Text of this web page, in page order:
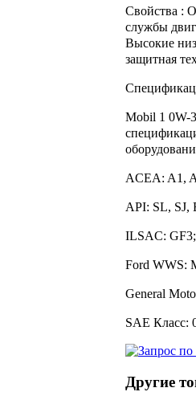
Свойства :
службы
Высокие
защитная
Mobil 1 0W-
ACEA: A1,
API: SL, SJ,
ILSAC: GF3;
Ford WWS:
General
SAE Класс:
Другие